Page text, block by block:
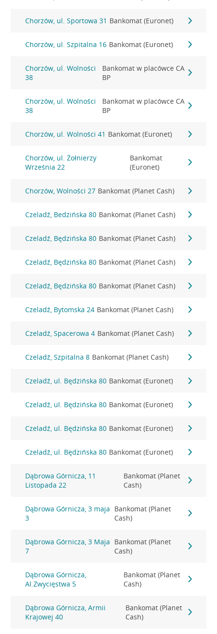
Chorzów, ul. Sportowa 31 Bankomat (Euronet)
Chorzów, ul. Szpitalna 16 Bankomat (Euronet)
Chorzów, ul. Wolności
38
Bankomat w placówce CA
BP
Chorzów, ul. Wolności
38
Bankomat w placówce CA
BP
Chorzów, ul. Wolności 41 Bankomat (Euronet)
Chorzów, ul. Żołnierzy
Września 22
Bankomat
(Euronet)
Chorzów, Wolności 27 Bankomat (Planet Cash)
Czeladź, Bedzińska 80 Bankomat (Planet Cash)
Czeladź, Będzińska 80 Bankomat (Planet Cash)
Czeladź, Będzińska 80 Bankomat (Planet Cash)
Czeladź, Będzińska 80 Bankomat (Planet Cash)
Czeladź, Bytomska 24 Bankomat (Planet Cash)
Czeladź, Spacerowa 4 Bankomat (Planet Cash)
Czeladź, Szpitalna 8 Bankomat (Planet Cash)
Czeladź, ul. Będzińska 80 Bankomat (Euronet)
Czeladź, ul. Będzińska 80 Bankomat (Euronet)
Czeladź, ul. Będzińska 80 Bankomat (Euronet)
Czeladź, ul. Będzińska 80 Bankomat (Euronet)
Dąbrowa Górnicza, 11
Listopada 22
Bankomat (Planet
Cash)
Dąbrowa Górnicza, 3 maja
3
Bankomat (Planet
Cash)
Dąbrowa Górnicza, 3 Maja
7
Bankomat (Planet
Cash)
Dąbrowa Górnicza,
Al.Zwycięstwa 5
Bankomat (Planet
Cash)
Dąbrowa Górnicza, Armii
Krajowej 40
Bankomat (Planet
Cash)